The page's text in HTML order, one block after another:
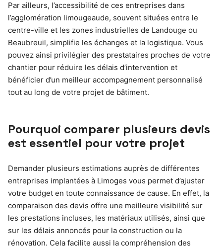
Par ailleurs, l’accessibilité de ces entreprises dans
l’agglomération limougeaude, souvent situées entre le
centre-ville et les zones industrielles de Landouge ou
Beaubreuil, simplifie les échanges et la logistique. Vous
pouvez ainsi privilégier des prestataires proches de votre
chantier pour réduire les délais d’intervention et
bénéficier d’un meilleur accompagnement personnalisé
tout au long de votre projet de bâtiment.
Pourquoi comparer plusieurs devis
est essentiel pour votre projet
Demander plusieurs estimations auprès de différentes
entreprises implantées à Limoges vous permet d’ajuster
votre budget en toute connaissance de cause. En effet, la
comparaison des devis offre une meilleure visibilité sur
les prestations incluses, les matériaux utilisés, ainsi que
sur les délais annoncés pour la construction ou la
rénovation. Cela facilite aussi la compréhension des